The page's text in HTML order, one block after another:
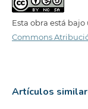
Esta obra está
Commons
Artículos